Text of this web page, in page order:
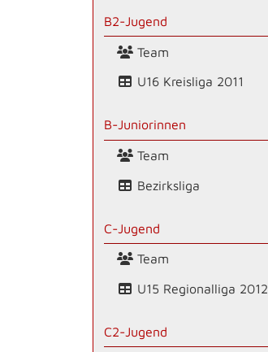
B2-Jugend
Team
U16 Kreisliga 2011
B-Juniorinnen
Team
Bezirksliga
C-Jugend
Team
U15 Regionalliga 2012
C2-Jugend